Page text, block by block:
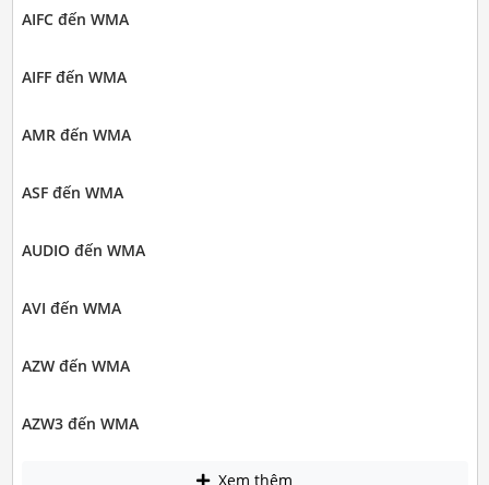
AIFC đến WMA
AIFF đến WMA
AMR đến WMA
ASF đến WMA
AUDIO đến WMA
AVI đến WMA
AZW đến WMA
AZW3 đến WMA
Xem thêm